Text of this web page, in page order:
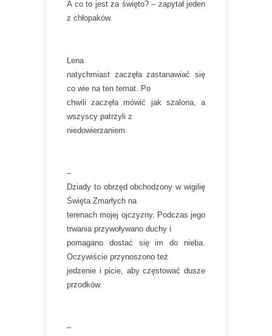
A co to jest za święto? – zapytał jeden
z chłopaków.
Lena
natychmiast zaczęła zastanawiać się
co wie na ten temat. Po
chwili zaczęła mówić jak szalona, a
wszyscy patrzyli z
niedowierzaniem.
–
Dziady to obrzęd obchodzony w wigilię
Święta Zmarłych na
terenach mojej ojczyzny. Podczas jego
trwania przywoływano duchy i
pomagano dostać się im do nieba.
Oczywiście przynoszono też
jedzenie i picie, aby częstować dusze
przodków.
–